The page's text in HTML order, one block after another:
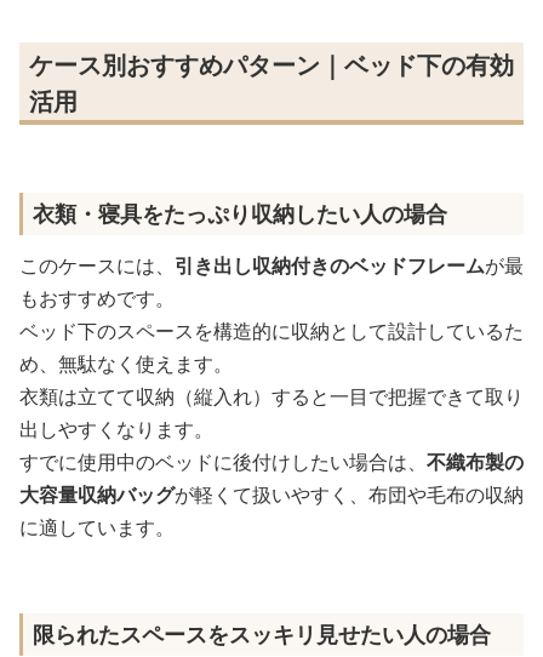
ケース別おすすめパターン｜ベッド下の有効
活用
衣類・寝具をたっぷり収納したい人の場合
このケースには、 引き出し収納付きのベッドフレームが最
もおすすめです。
ベッド下のスペースを構造的に収納として設計しているた
め、無駄なく使えます。
衣類は立てて収納（縦入れ）すると一目で把握できて取り
出しやすくなります。
すでに使用中のベッドに後付けしたい場合は、 不織布製の
大容量収納バッグが軽くて扱いやすく、布団や毛布の収納
に適しています。
限られたスペースをスッキリ見せたい人の場合